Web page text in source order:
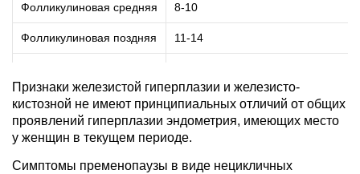
Фолликулиновая средняя 8-10
Фолликулиновая поздняя 11-14
Лютеиновая средняя 19-23
Лютеиновая поздняя 24-27
Менопауза —
Признаки железистой гиперплазии и железисто-
кистозной не имеют принципиальных отличий от общих
проявлений гиперплазии эндометрия, имеющих место
у женщин в текущем периоде.
Симптомы пременопаузы в виде нецикличных